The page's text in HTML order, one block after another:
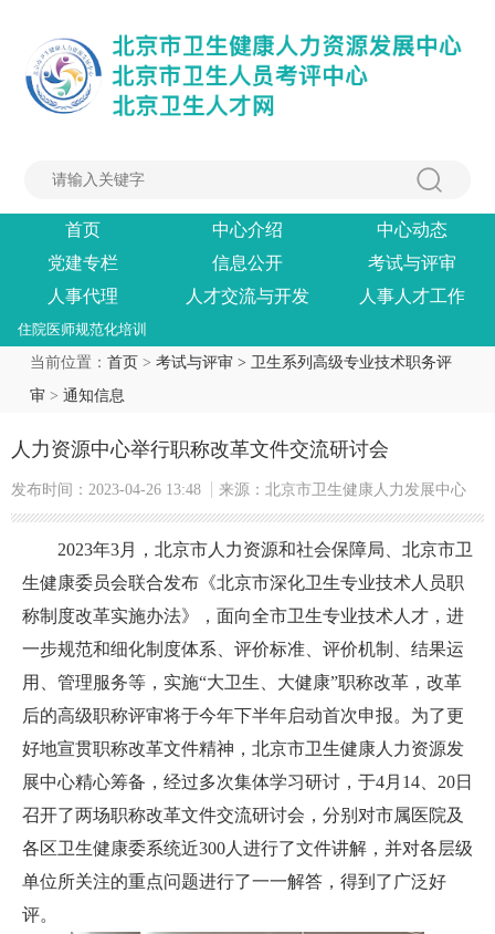
首页 中心介绍
中心动态
党建专栏
信息公开
考试与评审
人事代理
人才交流与开发 人事人才工作
住院医师规范化培训
当前位置： 首页 > 考试与评审 > 卫生系列高级专业技术职务评
审> 通知信息
人力资源中心举行职称改革文件交流研讨会
发布时间：2023-04-26 13:48 来源：北京市卫生健康人力发展中心
2023年3月，北京市人力资源和社会保障局、北京市卫
生健康委员会联合发布《北京市深化卫生专业技术人员职
称制度改革实施办法》，面向全市卫生专业技术人才，进
一步规范和细化制度体系、评价标准、评价机制、结果运
用、管理服务等，实施“大卫生、大健康”职称改革，改革
后的高级职称评审将于今年下半年启动首次申报。为了更
好地宣贯职称改革文件精神，北京市卫生健康人力资源发
展中心精心筹备，经过多次集体学习研讨，于4月14、20日
召开了两场职称改革文件交流研讨会，分别对市属医院及
各区卫生健康委系统近300人进行了文件讲解，并对各层级
单位所关注的重点问题进行了一一解答，得到了广泛好
评。